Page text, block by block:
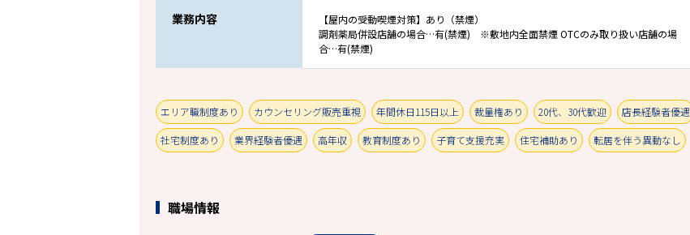
業務内容
【屋内の受動喫煙対策】あり（禁煙）
調剤薬局併設店舗の場合…有(禁煙) ※敷地内全面禁煙 OTCのみ取り扱い店舗の場
合…有(禁煙)
エリア職制度あり カウンセリング販売重視 年間休日115日以上 裁量権あり 20代、30代歓迎 店長経験者優遇
社宅制度あり 業界経験者優遇 高年収 教育制度あり 子育て支援充実 住宅補助あり 転居を伴う異動なし
職場情報